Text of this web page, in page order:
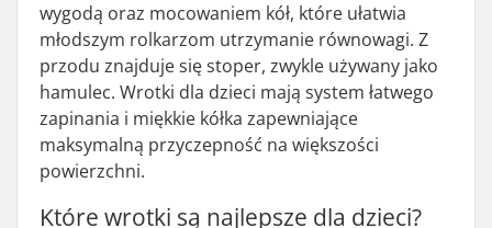
wygodą oraz mocowaniem kół, które ułatwia
młodszym rolkarzom utrzymanie równowagi. Z
przodu znajduje się stoper, zwykle używany jako
hamulec. Wrotki dla dzieci mają system łatwego
zapinania i miękkie kółka zapewniające
maksymalną przyczepność na większości
powierzchni.
Które wrotki są najlepsze dla dzieci?